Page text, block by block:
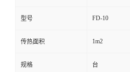
型号 FD-10
传热面积 1m2
规格 台